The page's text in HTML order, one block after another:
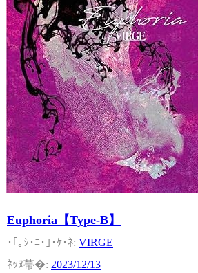
Euphoria【Type-B】
VIRGE
2023/12/13